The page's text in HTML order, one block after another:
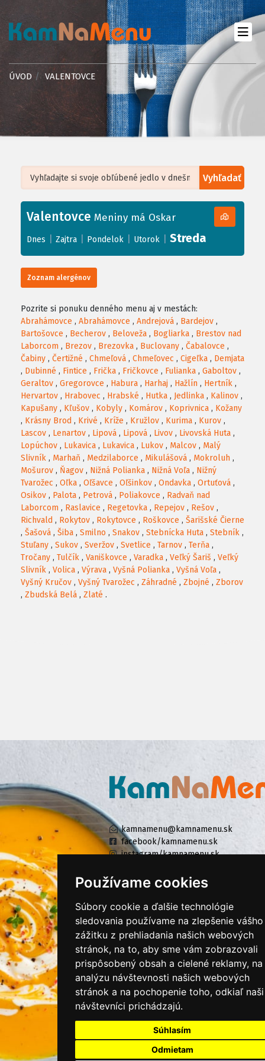
Používame cookies
Súbory cookie a ďalšie technológie
sledovania používame na zlepšenie vášho
zážitku z prehliadania našich webových
stránok, na to, aby sme vám zobrazovali
prispôsobený obsah a cielené reklamy, na
analýzu návštevnosti našich webových
stránok a na pochopenie toho, odkiaľ naši
návštevníci prichádzajú.
Súhlasím
Odmietam
ÚVOD VALENTOVCE
Vyhľadať
+
−
Leaflet| ©OpenStreetMap, Tiles courtesy ofHumanitarian OpenStreetMap
Valentovce Meniny má Oskar
Dnes Zajtra Pondelok Utorok Streda
Zoznam alergénov
Pozrite si ponuku denného menu aj v mestách:
Abrahámovce , Abrahámovce , Andrejová , Bardejov ,
Bartošovce , Becherov , Beloveža , Bogliarka , Brestov nad
Laborcom , Brezov , Brezovka , Buclovany , Čabalovce ,
Čabiny , Čertižné , Chmeľová , Chmeľovec , Cigeľka , Demjata
, Dubinné , Fintice , Frička , Fričkovce , Fulianka , Gaboltov ,
Geraltov , Gregorovce , Habura , Harhaj , Hažlín , Hertník ,
Hervartov , Hrabovec , Hrabské , Hutka , Jedlinka , Kalinov ,
Kapušany , Kľušov , Kobyly , Komárov , Koprivnica , Kožany
, Krásny Brod , Krivé , Kríže , Kružlov , Kurima , Kurov ,
Lascov , Lenartov , Lipová , Lipová , Livov , Livovská Huta ,
Lopúchov , Lukavica , Lukavica , Lukov , Malcov , Malý
Slivník , Marhaň , Medzilaborce , Mikulášová , Mokroluh ,
Mošurov , Ňagov , Nižná Polianka , Nižná Voľa , Nižný
Tvarožec , Oľka , Oľšavce , Oľšinkov , Ondavka , Ortuťová ,
Osikov , Palota , Petrová , Poliakovce , Radvaň nad
Laborcom , Raslavice , Regetovka , Repejov , Rešov ,
Richvald , Rokytov , Rokytovce , Roškovce , Šarišské Čierne
, Šašová , Šiba , Smilno , Snakov , Stebnícka Huta , Stebník ,
Stuľany , Sukov , Sveržov , Svetlice , Tarnov , Terňa ,
Tročany , Tulčík , Vaniškovce , Varadka , Veľký Šariš , Veľký
Slivník , Volica , Výrava , Vyšná Polianka , Vyšná Voľa ,
Vyšný Kručov , Vyšný Tvarožec , Záhradné , Zbojné , Zborov
, Zbudská Belá , Zlaté .
kamnamenu@kamnamenu.sk
facebook/kamnamenu.sk
instagram/kamnamenu.sk
PRIHLÁSIŤ SA DO ZÁKAZNÍCKEJ ZÓNY
Všeobecné obchodné podmienky
Ochrana osobných údajov
Cookies
Moje KamNaMenu
Pridať reštauráciu